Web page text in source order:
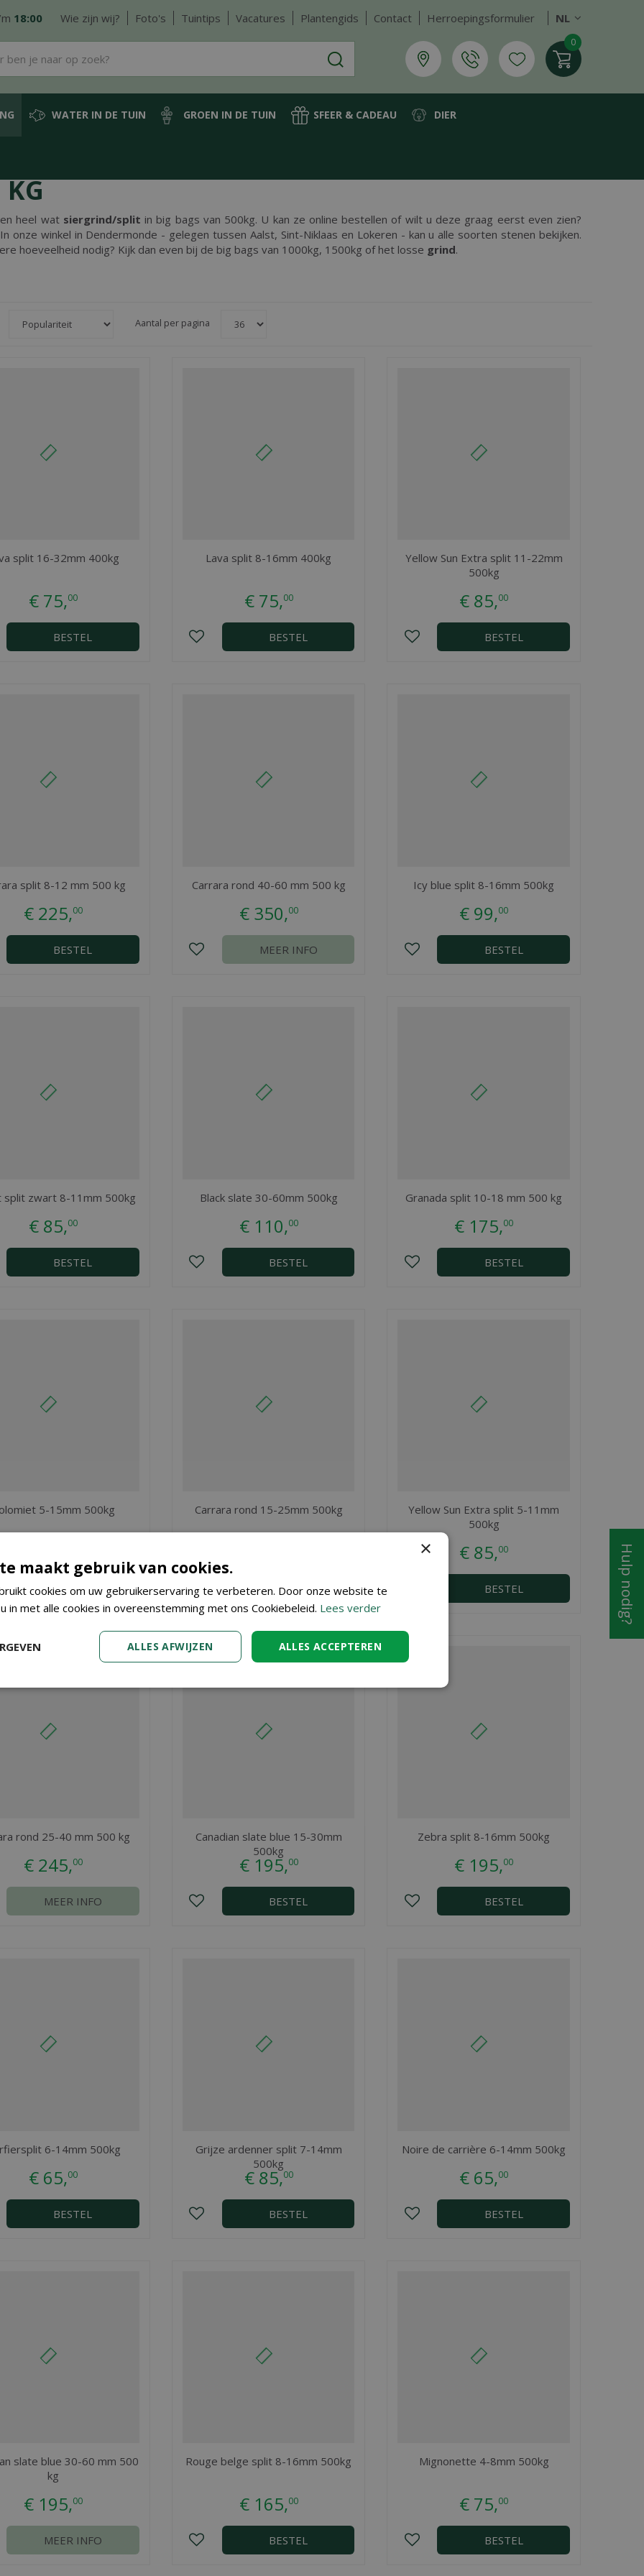
18:00 Wie zijn wij? Foto's Tuintips Vacatures Plantengids Contact Herroepingsformulier NL
WATER IN DE TUIN GROEN IN DE TUIN SFEER & CADEAU DIER
heel wat siergrind/split in big bags van 500kg. U kan ze online bestellen of wilt u deze graag eerst even zien?
onze winkel in Dendermonde - gelegen tussen Aalst, Sint-Niklaas en Lokeren - kan u alle soorten stenen bekijken.
hoeveelheid nodig? Kijk dan even bij de big bags van 1000kg, 1500kg of het losse grind.
Aantal per pagina
split 16-32mm 400kg
€ 75,00
BESTEL
Lava split 8-16mm 400kg
€ 75,00
BESTEL
Yellow Sun Extra split 11-22mm
500kg
€ 85,00
BESTEL
split 8-12 mm 500 kg
€ 225,00
BESTEL
Carrara rond 40-60 mm 500 kg
€ 350,00
MEER INFO
Icy blue split 8-16mm 500kg
€ 99,00
BESTEL
split zwart 8-11mm 500kg
€ 85,00
BESTEL
Black slate 30-60mm 500kg
€ 110,00
BESTEL
Granada split 10-18 mm 500 kg
€ 175,00
BESTEL
5-15mm 500kg
BESTEL
Carrara rond 15-25mm 500kg
MEER INFO
Yellow Sun Extra split 5-11mm
500kg
€ 85,00
BESTEL
rond 25-40 mm 500 kg
€ 245,00
MEER INFO
Canadian slate blue 15-30mm
500kg
€ 195,00
BESTEL
Zebra split 8-16mm 500kg
€ 195,00
BESTEL
6-14mm 500kg
€ 65,00
BESTEL
Grijze ardenner split 7-14mm
500kg
€ 85,00
BESTEL
Noire de carrière 6-14mm 500kg
€ 65,00
BESTEL
slate blue 30-60 mm 500
kg
€ 195,00
MEER INFO
Rouge belge split 8-16mm 500kg
€ 165,00
BESTEL
Mignonette 4-8mm 500kg
€ 75,00
BESTEL
Hulp nodig?
×
maakt gebruik van cookies.
cookies om uw gebruikerservaring te verbeteren. Door onze website te
in met alle cookies in overeenstemming met ons Cookiebeleid. Lees verder
ALLES ACCEPTEREN
ALLES AFWIJZEN